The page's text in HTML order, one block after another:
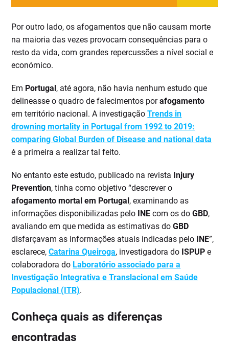
Por outro lado, os afogamentos que não causam morte
na maioria das vezes provocam consequências para o
resto da vida, com grandes repercussões a nível social e
económico.
Em Portugal, até agora, não havia nenhum estudo que
delineasse o quadro de falecimentos porafogamento
em território nacional. A investigaçãoTrends in
drowning mortality in Portugal from 1992 to 2019:
comparing Global Burden of Disease and national data
é a primeira a realizar tal feito.
No entanto este estudo, publicado na revista Injury
Prevention, tinha como objetivo “descrever o
afogamento mortal em Portugal, examinando as
informações disponibilizadas pelo INE com os doGBD,
avaliando em que medida as estimativas doGBD
disfarçavam as informações atuais indicadas pelo INE”,
esclarece,Catarina Queiroga, investigadora do ISPUP e
colaboradora do Laboratório associado para a
Investigação Integrativa e Translacional em Saúde
Populacional (ITR).
Conheça quais as diferenças
encontradas